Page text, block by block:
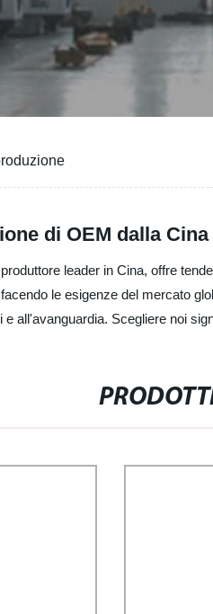
di OEM dalla Cina
leader in Cina, offre
le esigenze del mercato
e all'avanguardia. Scegliere noi